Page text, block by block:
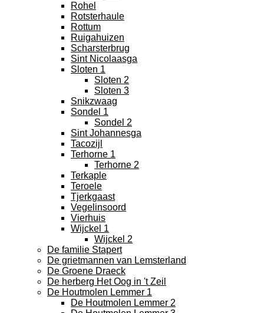
Rohel
Rotsterhaule
Rottum
Ruigahuizen
Scharsterbrug
Sint Nicolaasga
Sloten 1
Sloten 2
Sloten 3
Snikzwaag
Sondel 1
Sondel 2
Sint Johannesga
Tacozijl
Terhorne 1
Terhorne 2
Terkaple
Teroele
Tjerkgaast
Vegelinsoord
Vierhuis
Wijckel 1
Wijckel 2
De familie Stapert
De grietmannen van Lemsterland
De Groene Draeck
De herberg Het Oog in 't Zeil
De Houtmolen Lemmer 1
De Houtmolen Lemmer 2